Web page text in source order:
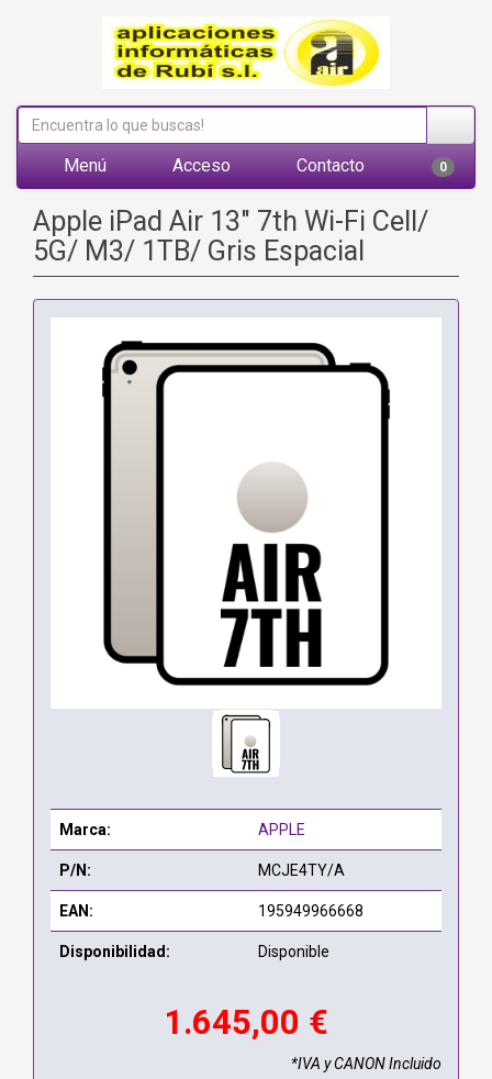
Menú Acceso Contacto 0
Apple iPad Air 13" 7th Wi-Fi Cell/
5G/ M3/ 1TB/ Gris Espacial
Marca: APPLE
P/N: MCJE4TY/A
EAN: 195949966668
Disponibilidad: Disponible
1.645,00 €
*IVA y CANON Incluido